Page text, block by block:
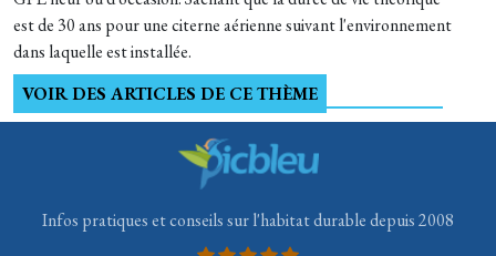
est de 30 ans pour une citerne aérienne suivant l'environnement
dans laquelle est installée.
VOIR DES ARTICLES DE CE THÈME
Infos pratiques et conseils sur l'habitat durable depuis 2008